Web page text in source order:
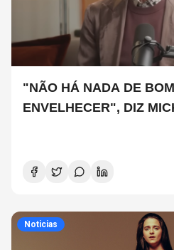
"NÃO HÁ NADA DE
ENVELHECER", DIZ
Noticias